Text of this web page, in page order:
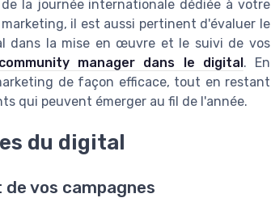
la journée internationale dédiée à votre
il est aussi pertinent d'évaluer le
dans la mise en œuvre et le suivi de vos
manager dans le digital . En
de façon efficace, tout en restant
qui peuvent émerger au fil de l'année.
du digital
vos campagnes